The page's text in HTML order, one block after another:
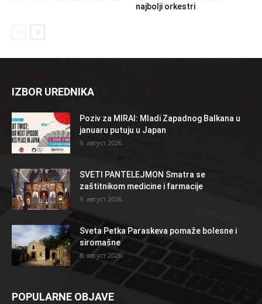
najbolji orkestri
IZBOR UREDNIKA
Poziv za MIRAI: Mladi Zapadnog Balkana u
januaru putuju u Japan
9. август 2026.
SVETI PANTELEJMON Smatra se
zaštitnikom medicine i farmacije
9. август 2026.
Sveta Petka Paraskeva pomaže bolesne i
siromašne
8. август 2026.
POPULARNE OBJAVE